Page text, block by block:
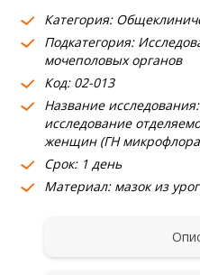
Пациентам
О компании
Где сдать
Партнерам
Категория:
Подкатегория:
мочеполовых органов
Код: 02-013
Название
исследование
женщин (ГН
Срок: 1 день
Материал: мазок из